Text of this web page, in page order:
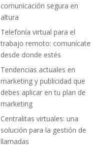
comunicación segura en
altura
Telefonía virtual para el
trabajo remoto: comunícate
desde donde estés
Tendencias actuales en
marketing y publicidad que
debes aplicar en tu plan de
marketing
Centralitas virtuales: una
solución para la gestión de
llamadas